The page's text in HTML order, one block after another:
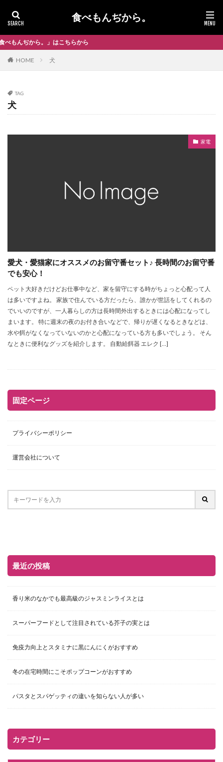
食べもんぢから。
。」はこちらから
HOME 犬
TAG
犬
家電
愛犬・愛猫家にオススメのお留守番セット♪ 長時間のお留守番
でも安心！
ペット大好きだけどお仕事中など、家を留守にする時がちょっと心配って人
は多いですよね。 家族で住んでいる方だったら、誰かが世話をしてくれるの
でいいのですが、一人暮らしの方は長時間外出するときには心配になってし
まいます。 特に週末の夜のお付き合いなどで、帰りが遅くなるときなどは、
水や餌がなくなっていないのかと心配になっている方も多いでしょう。 そん
なときに便利なグッズを紹介します。 自動給餌器 エレク […]
固定ページ
プライバシーポリシー
運営会社について
最近の投稿
香り米のなかでも最高級のジャスミンライスとは
スーパーフードとして注目されている芥子の実とは
免疫力向上とスタミナに黒にんにくがおすすめ
冬の在宅時間にこそポップコーンがおすすめ
パスタとスパゲッティの違いを知らない人が多い
カテゴリー